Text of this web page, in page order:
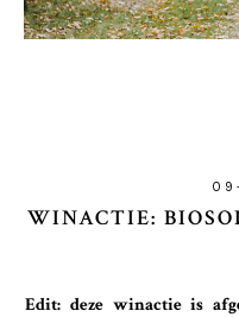
WINACTIE:
Edit: deze winactie is